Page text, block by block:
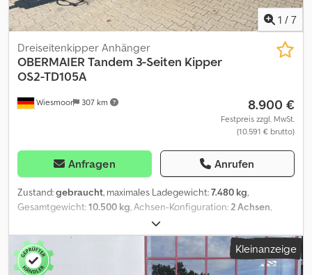
1 / 7
Wiesmoor 307 km
Dreiseitenkipper Anhänger
OBERMAIER Tandem 3-Seiten Kipper
OS2-TD105A
8.900 €
Festpreis zzgl. MwSt.
(10.591 € brutto)
Anfragen Anrufen
Zustand:gebraucht, maximales Ladegewicht:7.480 kg,
Gesamtgewicht:10.500 kg, Achsen-Konfiguration:2 Achsen,
, Laderaumlänge:
Laderaumbreite:2.470 mm, Laderaumhöhe:900 mm,
Gesamtbreite:
, Gesamtgewicht: 10.500kg Leergewicht:
3.020kg Nutzlast: 7.480kg Gesamtlänge: 6.750mm Ladelänge:
Kleinanzeige